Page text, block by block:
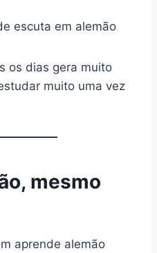
escuta em alemão
os dias gera muito
muito uma vez
mesmo
aprende alemão